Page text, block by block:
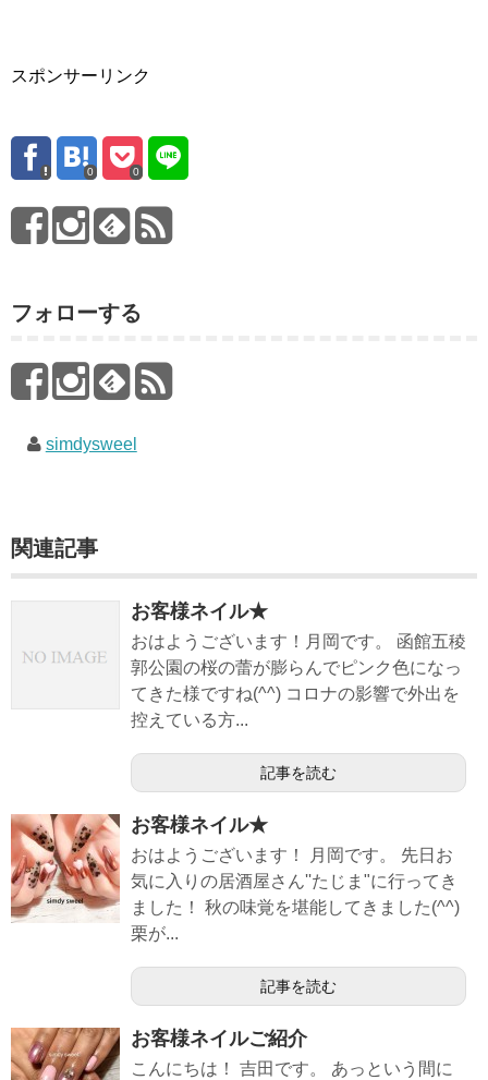
スポンサーリンク
0 0
フォローする
simdysweel
関連記事
お客様ネイル★
おはようございます！月岡です。 函館五稜
郭公園の桜の蕾が膨らんでピンク色になっ
てきた様ですね(^^) コロナの影響で外出を
控えている方...
記事を読む
お客様ネイル★
おはようございます！ 月岡です。 先日お
気に入りの居酒屋さん''たじま"に行ってき
ました！ 秋の味覚を堪能してきました(^^)
栗が...
記事を読む
お客様ネイルご紹介
こんにちは！ 吉田です。 あっという間に